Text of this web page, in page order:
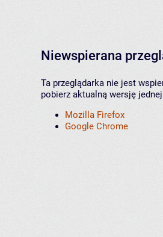
Niewspierana
Ta przeglądarka nie jest
pobierz aktualną wersję
Mozilla Firefox
Google Chrome